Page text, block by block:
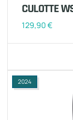
CULOTTE
129,90€
2024